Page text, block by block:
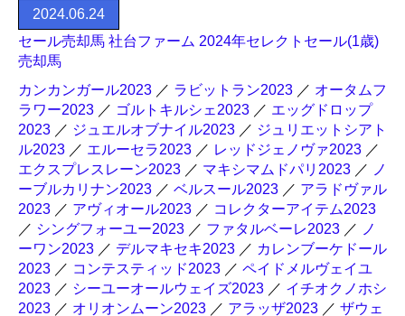
2024.06.24
セール売却馬 社台ファーム 2024年セレクトセール(1歳)
売却馬
カンカンガール2023 ／ ラビットラン2023 ／ オータムフ
ラワー2023 ／ ゴルトキルシェ2023 ／ エッグドロップ
2023 ／ ジュエルオブナイル2023 ／ ジュリエットシアト
ル2023 ／ エルーセラ2023 ／ レッドジェノヴァ2023 ／
エクスプレスレーン2023 ／ マキシマムドパリ2023 ／ ノ
ーブルカリナン2023 ／ ベルスール2023 ／ アラドヴァル
2023 ／ アヴィオール2023 ／ コレクターアイテム2023
／ シングフォーユー2023 ／ ファタルベーレ2023 ／ ノ
ーワン2023 ／ デルマキセキ2023 ／ カレンブーケドール
2023 ／ コンテスティッド2023 ／ ペイドメルヴェイユ
2023 ／ シーユーオールウェイズ2023 ／ イチオクノホシ
2023 ／ オリオンムーン2023 ／ アラッザ2023 ／ ザウェ